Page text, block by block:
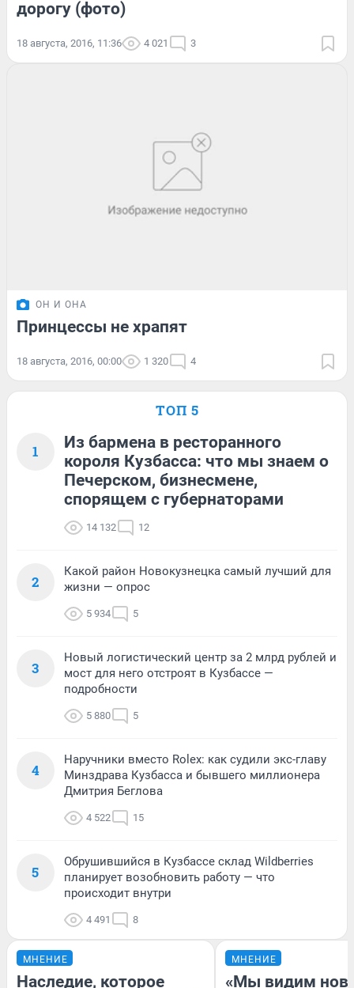
дорогу (фото)
18 августа, 2016, 11:36 4 021 3
ОН И ОНА
Принцессы не храпят
18 августа, 2016, 00:00 1 320 4
ТОП 5
1
Из бармена в ресторанного
короля Кузбасса: что мы знаем о
Печерском, бизнесмене,
спорящем с губернаторами
14 132 12
2
Какой район Новокузнецка самый лучший для
жизни — опрос
5 934 5
3
Новый логистический центр за 2 млрд рублей и
мост для него отстроят в Кузбассе —
подробности
5 880 5
4
Наручники вместо Rolex: как судили экс-главу
Минздрава Кузбасса и бывшего миллионера
Дмитрия Беглова
4 522 15
5
Обрушившийся в Кузбассе склад Wildberries
планирует возобновить работу — что
происходит внутри
4 491 8
МНЕНИЕ
Наследие, которое
МНЕНИЕ
«Мы видим